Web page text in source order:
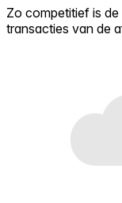
Zo competitief is
transacties van de